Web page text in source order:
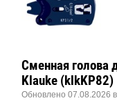
Сменная голова
Klauke (klkKP82)
Обновлено 07.08.2026